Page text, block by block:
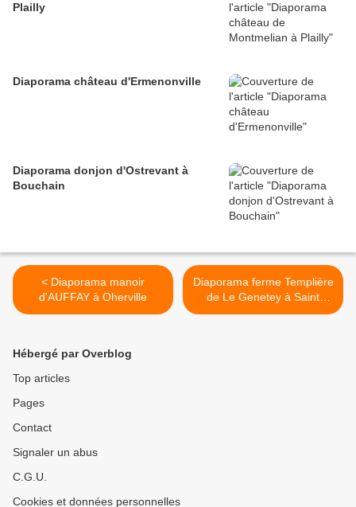
Plailly
Diaporama château d'Ermenonville
Diaporama donjon d'Ostrevant à
Bouchain
< Diaporama manoir
d'AUFFAY à Oherville
Diaporama ferme Templière
de Le Genetey à Saint
Martin de Boscherville >
Hébergé par Overblog
Top articles
Pages
Contact
Signaler un abus
C.G.U.
Cookies et données personnelles